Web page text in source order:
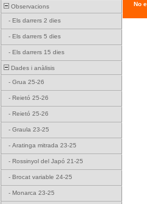
Observacions
- Els darrers 2 dies
- Els darrers 5 dies
- Els darrers 15 dies
Dades i anàlisis
- Grua 25-26
- Reietó 25-26
- Reietó 25-26
- Graula 23-25
- Aratinga mitrada 23-25
- Rossinyol del Japó 21-25
- Brocat variable 24-25
- Monarca 23-25
No